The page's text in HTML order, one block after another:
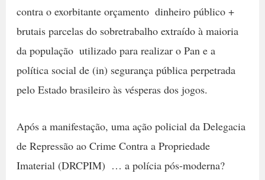
contra o exorbitante orçamento  dinheiro público +
brutais parcelas do sobretrabalho extraído à maioria
da população  utilizado para realizar o Pan e a
política social de (in) segurança pública perpetrada
pelo Estado brasileiro às vésperas dos jogos.
Após a manifestação, uma ação policial da Delegacia
de Repressão ao Crime Contra a Propriedade
Imaterial (DRCPIM)  … a polícia pós-moderna? 